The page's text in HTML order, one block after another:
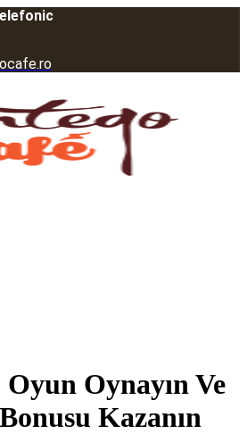
Oynayın Ve
Kazanın